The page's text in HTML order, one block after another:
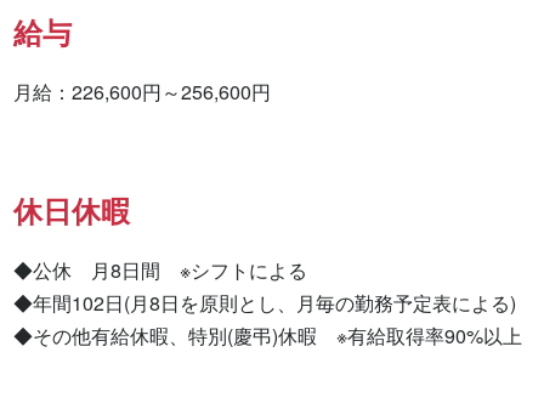
給与
月給：226,600円～256,600円
休日休暇
◆公休　月8日間　※シフトによる
◆年間102日(月8日を原則とし、月毎の勤務予定表による)
◆その他有給休暇、特別(慶弔)休暇　※有給取得率90%以上